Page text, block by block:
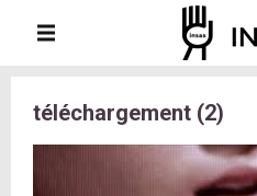
téléchargement (2)